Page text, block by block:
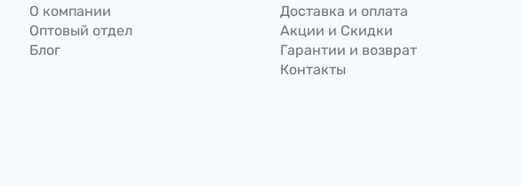
О компании
Оптовый отдел
Блог
Доставка и оплата
Акции и Скидки
Гарантии и возврат
Контакты